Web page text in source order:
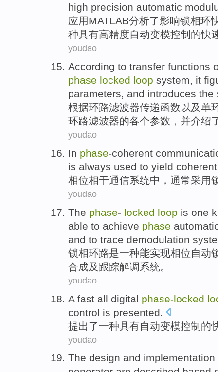
high precision automatic
应用MATLAB分析了影响锁相环
种具有高精度自动变模控制 的快
youdao
According to transfer functions
phase locked loop system, it
parameters, and introduces the
根据环路滤波器传递函数以及单
环路滤波器的各个参数 ， 并介绍
youdao
In phase-coherent
is always used to yield coherent
相位相干通信系统中， 通常采用
youdao
The phase- locked loop is one
able to achieve phase
and to trace demodulation
锁相环路是一种能实现相位 自动
合成及 跟踪解调 系统。
youdao
A fast all digital phase-locked
control is presented
提出了一种具有自动变模控制的
youdao
The design and implementation